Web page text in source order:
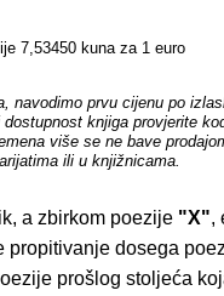
7,53450 kuna za 1 euro
navodimo prvu cijenu po
knjiga provjerite
više se ne bave
ili u knjižnicama.
a zbirkom poezije "X",
dosega
prošlog stoljeća